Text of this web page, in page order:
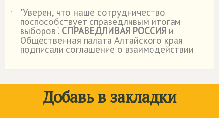
˙
"Уверен, что наше сотрудничество
поспособствует справедливым итогам
выборов". СПРАВЕДЛИВАЯ РОССИЯ и
Общественная палата Алтайского края
подписали соглашение о взаимодействии
Добавь в закладки